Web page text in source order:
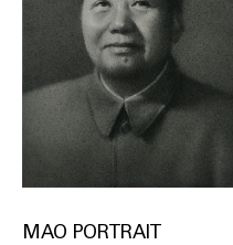
MAO PORTRAIT